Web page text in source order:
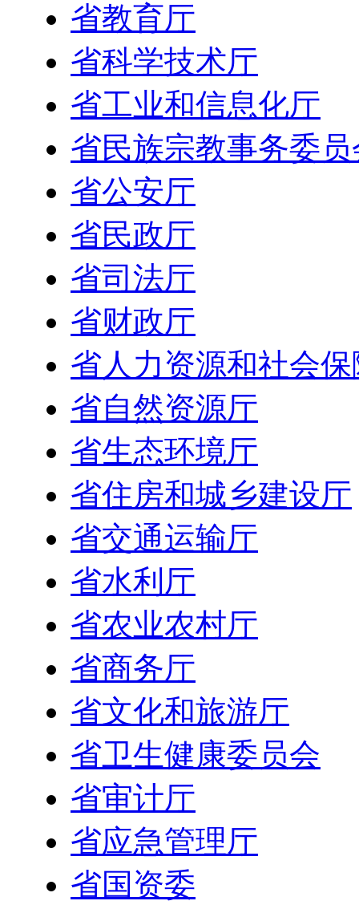
省教育厅
省科学技术厅
省工业和信息化厅
省民族宗教事务委员
省公安厅
省民政厅
省司法厅
省财政厅
省人力资源和社会
省自然资源厅
省生态环境厅
省住房和城乡建设厅
省交通运输厅
省水利厅
省农业农村厅
省商务厅
省文化和旅游厅
省卫生健康委员会
省审计厅
省应急管理厅
省国资委